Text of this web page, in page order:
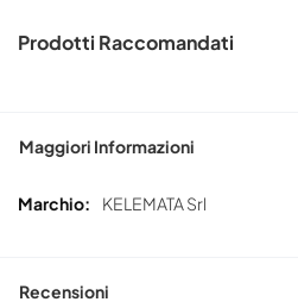
Prodotti Raccomandati
Maggiori Informazioni
Maggiori
KELEMATA Srl
Recensioni